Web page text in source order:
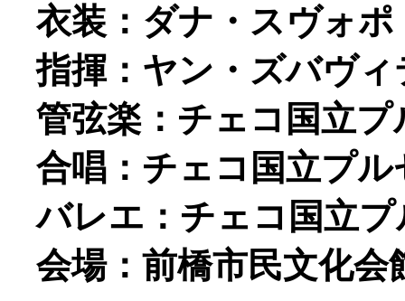
衣装：ダナ・スヴォポ
指揮：ヤン・ズバヴィ
管弦楽：チェコ国立
合唱：チェコ国立プ
バレエ：チェコ国立
会場：前橋市民文化会